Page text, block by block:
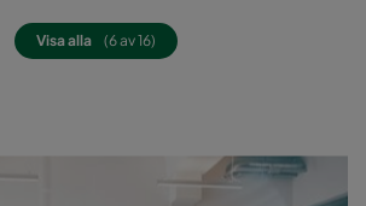
Visa alla (6 av 16)